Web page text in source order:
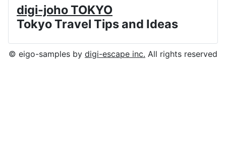
digi-joho TOKYO
Tokyo Travel Tips and Ideas
© eigo-samples by digi-escape inc. All rights reserved